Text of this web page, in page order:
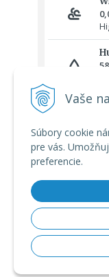
Vaše
Súbory cookie
pre vás.
preferencie.
© 2026 Meteoshop.sk